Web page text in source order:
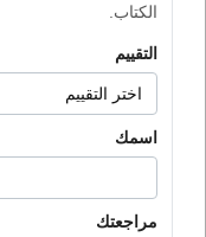
الكتاب.
التقييم
اسمك
مراجعتك